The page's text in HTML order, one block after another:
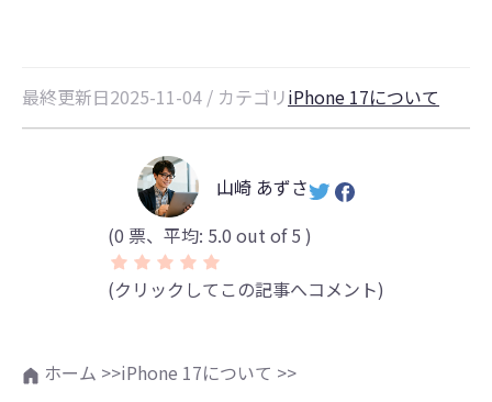
最終更新日2025-11-04 / カテゴリiPhone 17について
山崎 あずさ
(0 票、平均: 5.0 out of 5 )
(クリックしてこの記事へコメント)
ホーム >>iPhone 17について >>